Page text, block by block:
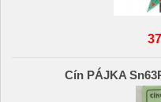
Cín PÁJKA